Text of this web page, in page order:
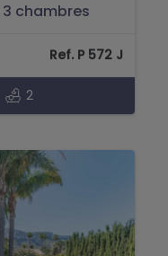
chambres
Ref. P 572 J
2